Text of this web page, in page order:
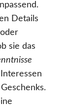
Details
sie das